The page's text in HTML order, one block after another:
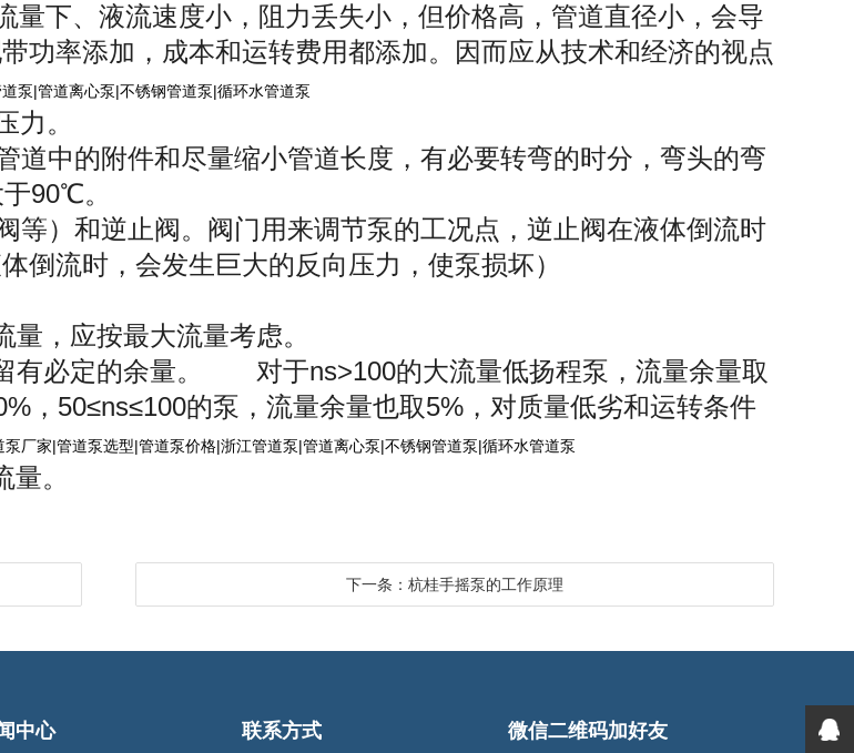
下、液流速度小，阻力丢失小，但价格高，管道直径小，会导
功率添加，成本和运转费用都添加。因而应从技术和经济的视点
泵|管道离心泵|不锈钢管道泵|循环水管道泵
力。
中的附件和尽量缩小管道长度，有必要转弯的时分，弯头的弯
于90℃。
）和逆止阀。阀门用来调节泵的工况点，逆止阀在液体倒流时
倒流时，会发生巨大的反向压力，使泵损坏）
量，应按最大流量考虑。
有必定的余量。 对于ns>100的大流量低扬程泵，流量余量取
，50≤ns≤100的泵，流量余量也取5%，对质量低劣和运转条件
厂家|管道泵选型|管道泵价格|浙江管道泵|管道离心泵|不锈钢管道泵|循环水管道泵
。
下一条：杭桂手摇泵的工作原理
中心 联系方式 微信二维码加好友